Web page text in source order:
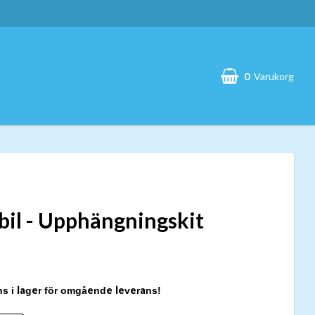
0 Varukorg
- Upphängningskit
i lager för omgående leverans!